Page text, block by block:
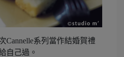
Cannelle系列當作結婚賀禮
自己過。